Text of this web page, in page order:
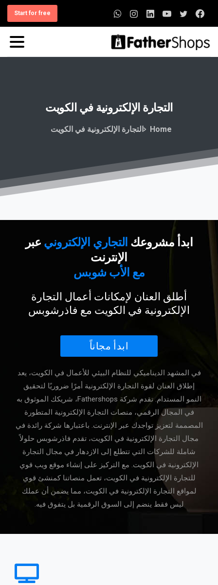
Start for free
التجارة الإلكترونية في الكويت
Home التجارة الإلكترونية في الكويت
ابدأ مشروعك التجاري الإلكتروني عبر
الإنترنت
مع الأب شوبس
أطلق العنان لإمكانات أعمال التجارة
الإلكترونية في الكويت مع فاذرشوبس
ابدأ مجاناً
في المشهد الديناميكي للنظام البيئي للأعمال في الكويت، يعد
إطلاق العنان لقوة التجارة الإلكترونية أمرًا ضروريًا لتحقيق
النمو المستدام. تقدم شركة Fathershops، شريكك الموثوق به
في المجال الرقمي، منصات التجارة الإلكترونية المتطورة
المصممة لتعزيز تواجدك عبر الإنترنت. باعتبارها شركة رائدة في
مجال التجارة الإلكترونية في الكويت، تقدم فاذرشوبس حلولاً
شاملة للشركات التي تتطلع إلى الازدهار في مجال التجارة
الإلكترونية في الكويت. مع التركيز على إنشاء موقع ويب قوي
للتجارة الإلكترونية في الكويت، تعمل منصاتنا كمنشئ قوي
لمواقع التجارة الإلكترونية في الكويت، مما يضمن أن عملك
ليس فقط ينضم إلى السوق الرقمية بل يتفوق فيه.